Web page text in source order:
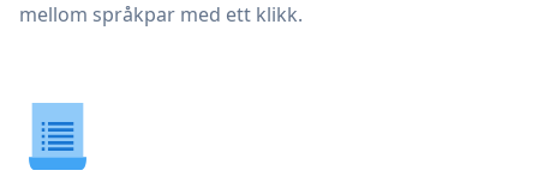
mellom språkpar med ett klikk.